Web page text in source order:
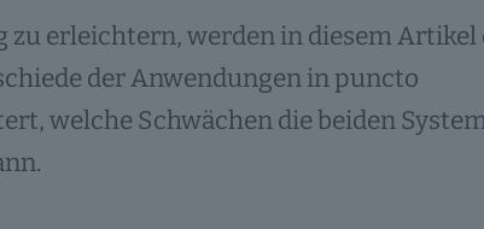
erleichtern, werden in diesem Artikel
der Anwendungen in puncto
welche Schwächen die beiden